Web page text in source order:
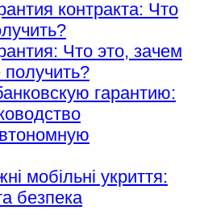
контракта: Что
Что это, зачем
гарантию:
мобільні укриття:
безпека